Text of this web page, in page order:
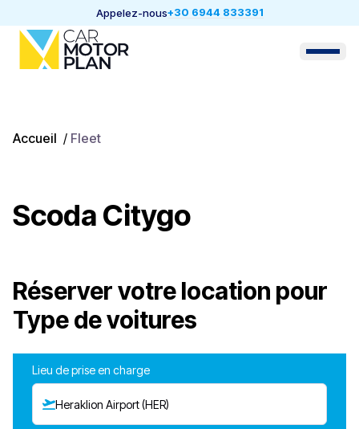
Appelez-nous+30 6944 833391
Accueil / Fleet
Scoda Citygo
Réserver votre location pour
Type de voitures
Lieu de prise en charge
Heraklion Airport (HER)